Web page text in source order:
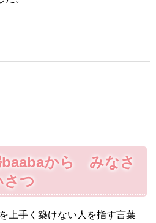
baabaから みなさ
さつ
上手く築けない人を指す言葉